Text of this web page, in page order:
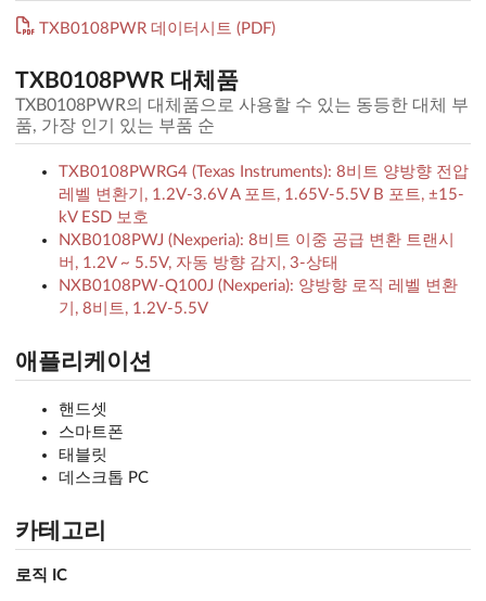
TXB0108PWR 데이터시트 (PDF)
TXB0108PWR 대체품
TXB0108PWR의 대체품으로 사용할 수 있는 동등한 대체 부
품, 가장 인기 있는 부품 순
TXB0108PWRG4 (Texas Instruments): 8비트 양방향 전압
레벨 변환기, 1.2V-3.6V A 포트, 1.65V-5.5V B 포트, ±15-
kV ESD 보호
NXB0108PWJ (Nexperia): 8비트 이중 공급 변환 트랜시
버, 1.2V ~ 5.5V, 자동 방향 감지, 3-상태
NXB0108PW-Q100J (Nexperia): 양방향 로직 레벨 변환
기, 8비트, 1.2V-5.5V
애플리케이션
핸드셋
스마트폰
태블릿
데스크톱 PC
카테고리
로직 IC